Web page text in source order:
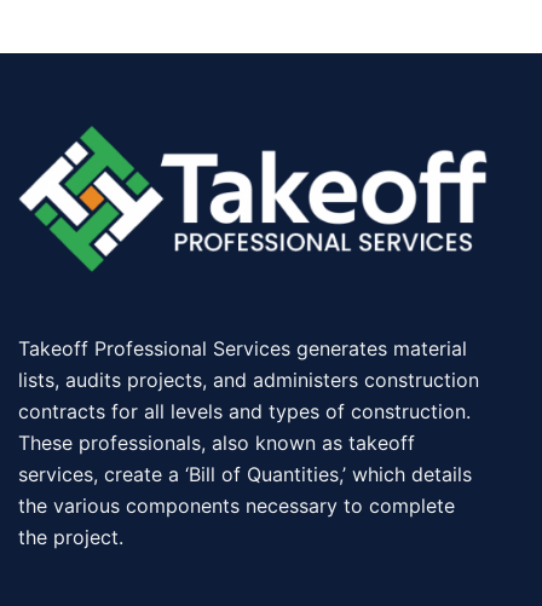
Takeoff Professional Services generates material
lists, audits projects, and administers construction
contracts for all levels and types of construction.
These professionals, also known as takeoff
services, create a ‘Bill of Quantities,’ which details
the various components necessary to complete
the project.